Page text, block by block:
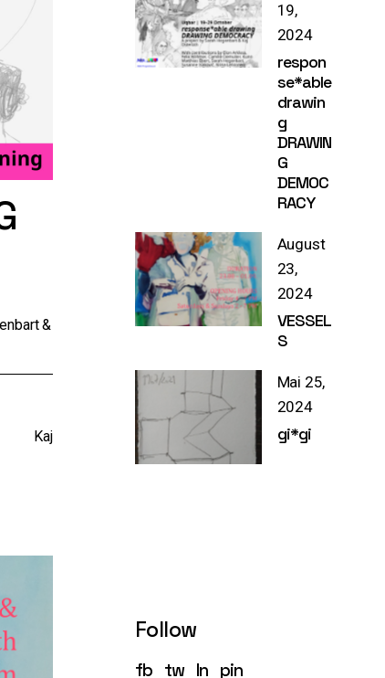
&
Kaj
19,
2024
respon
se*able
drawin
g
DRAWIN
G
DEMOC
RACY
August
23,
2024
VESSEL
S
Mai 25,
2024
gi*gi
Follow
fb tw ln pin